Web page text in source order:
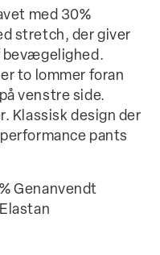
med 30%
stretch, der giver
bevægelighed.
to lommer foran
venstre side.
Klassisk design der
pants
Genanvendt